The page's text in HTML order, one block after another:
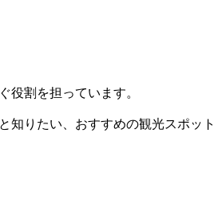
役割を担っています。
知りたい、おすすめの観光スポット